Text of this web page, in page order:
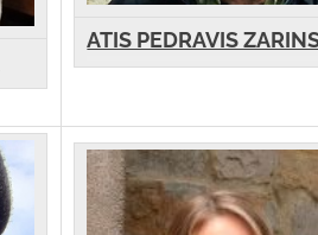
ATIS PEDRAVIS